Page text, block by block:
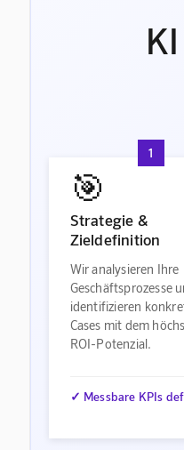
1
🎯
Strategie &
Zieldefinition
Wir analysieren Ihre
Geschäftsprozesse
identifizieren
Cases mit dem
ROI-Potenzial.
✓ Messbare KPIs